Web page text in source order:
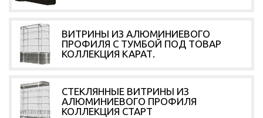
ВИТРИНЫ ИЗ АЛЮМИНИЕВОГО
ПРОФИЛЯ С ТУМБОЙ ПОД ТОВАР
КОЛЛЕКЦИЯ КАРАТ.
СТЕКЛЯННЫЕ ВИТРИНЫ ИЗ
АЛЮМИНИЕВОГО ПРОФИЛЯ
КОЛЛЕКЦИЯ СТАРТ